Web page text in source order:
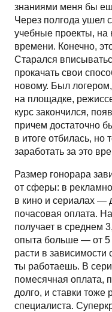
знаниями меня бы
Через полгода ушел
учебные проекты,
времени. Конечно,
Старался
прокачать свои
новому. Был
на площадке,
курс закончился,
причем достаточно
в итоге отбилась, но
заработать за это
Размер гонорара
от сферы: в
в кино и сериалах —
почасовая оплата.
получает в среднем
опыта больше — от 5
расти в зависимости
ты работаешь. В
помесячная оплата,
долго, и ставки тоже
специалиста.